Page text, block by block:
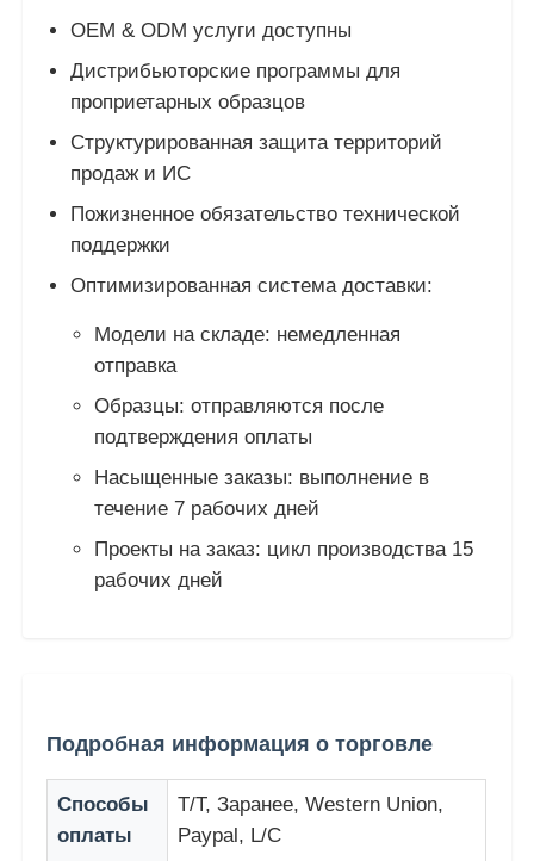
OEM & ODM услуги доступны
Дистрибьюторские программы для
проприетарных образцов
Структурированная защита территорий
продаж и ИС
Пожизненное обязательство технической
поддержки
Оптимизированная система доставки:
Модели на складе: немедленная
отправка
Образцы: отправляются после
подтверждения оплаты
Насыщенные заказы: выполнение в
течение 7 рабочих дней
Проекты на заказ: цикл производства 15
рабочих дней
Подробная информация о торговле
Способы
оплаты
T/T, Заранее, Western Union,
Paypal, L/C